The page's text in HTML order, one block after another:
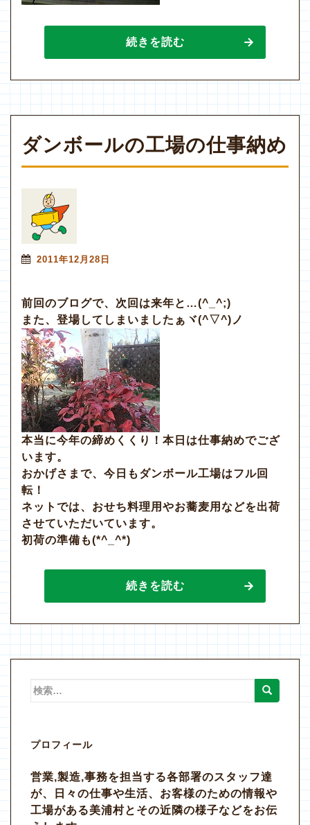
続きを読む
ダンボールの工場の仕事納め
2011年12月28日
前回のブログで、次回は来年と…(^_^;)
また、登場してしまいましたぁヾ(^▽^)ノ
本当に今年の締めくくり！本日は仕事納めでござ
います。
おかげさまで、今日もダンボール工場はフル回
転！
ネットでは、おせち料理用やお蕎麦用などを出荷
させていただいています。
初荷の準備も(*^_^*)
続きを読む
検
プロフィール
営業,製造,事務を担当する各部署のスタッフ達
が、日々の仕事や生活、お客様のための情報や
工場がある美浦村とその近隣の様子などをお伝